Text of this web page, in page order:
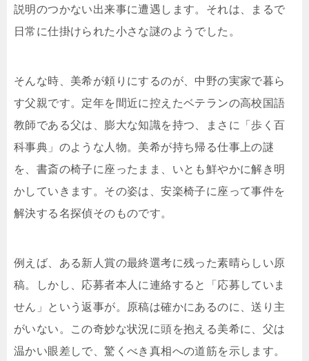
説明のつかない出来事に遭遇します。それは、まるで
日常に仕掛けられた小さな謎のようでした。
そんな時、美希が頼りにするのが、中野の実家で暮ら
す父親です。定年を間近に控えたベテランの高校国語
教師である父は、膨大な知識を持つ、まさに「歩く百
科事典」のような人物。美希が持ち帰る仕事上の謎
を、書斎の椅子に座ったまま、いとも鮮やかに解き明
かしていきます。その姿は、安楽椅子に座って事件を
解決する名探偵そのものです。
例えば、ある新人賞の最終選考に残った素晴らしい原
稿。しかし、応募者本人に連絡すると「応募していま
せん」という返事が。原稿は確かにあるのに、送り主
がいない。この奇妙な状況に頭を抱える美希に、父は
温かい眼差しで、驚くべき真相への道筋を示します。